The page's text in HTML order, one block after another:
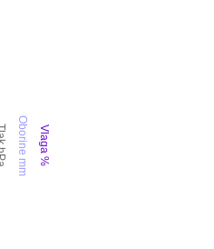
Oborine mm Vlaga %